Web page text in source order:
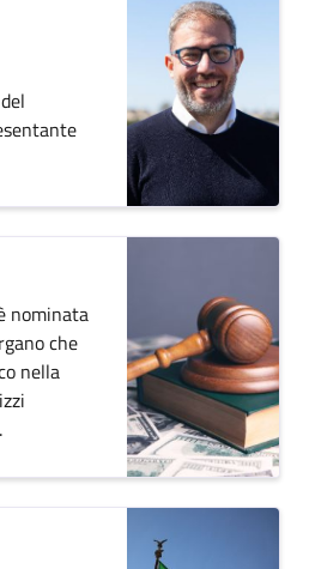
nominata
che
nella